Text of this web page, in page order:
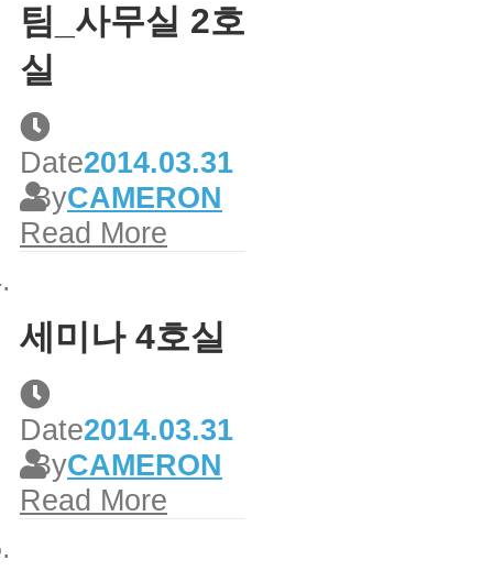
팀_사무실 2호
실
Date2014.03.31
ByCAMERON
Read More
세미나 4호실
Date2014.03.31
ByCAMERON
Read More